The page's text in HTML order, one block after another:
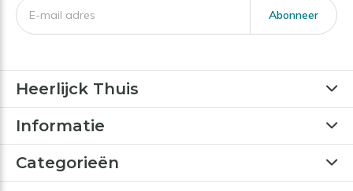
Abonneer
Heerlijck Thuis
Informatie
Categorieën